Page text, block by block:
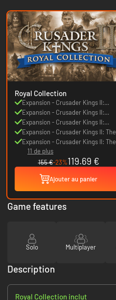
Royal Collection
Expansion - Crusader Kings II:
Sword of Islam
Expansion - Crusader Kings II:
Legacy of Rome
Expansion - Crusader Kings II:
Sunset Invasion
Expansion - Crusader Kings II: The
Republic
Expansion - Crusader Kings II: The
Old Gods
11 de plus
155 €-23%119.69 €
Ajouter au panier
Game features
Solo Multiplayer
Description
Royal Collection inclut